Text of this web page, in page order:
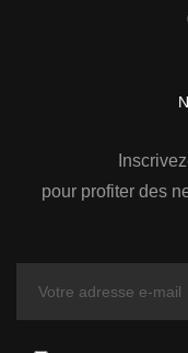
pour profiter des